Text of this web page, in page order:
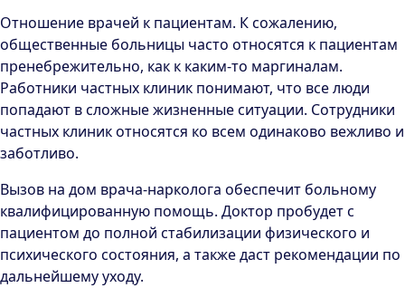
Отношение врачей к пациентам. К сожалению,
общественные больницы часто относятся к пациентам
пренебрежительно, как к каким-то маргиналам.
Работники частных клиник понимают, что все люди
попадают в сложные жизненные ситуации. Сотрудники
частных клиник относятся ко всем одинаково вежливо и
заботливо.
Вызов на дом врача-нарколога обеспечит больному
квалифицированную помощь. Доктор пробудет с
пациентом до полной стабилизации физического и
психического состояния, а также даст рекомендации по
дальнейшему уходу.